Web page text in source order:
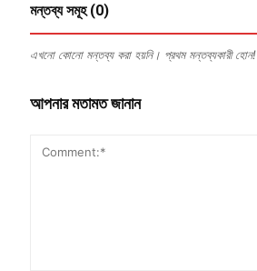
মন্তব্য সমূহ (0)
এখনো কোনো মন্তব্য করা হয়নি। প্রথম মন্তব্যকারী হোন!
আপনার মতামত জানান